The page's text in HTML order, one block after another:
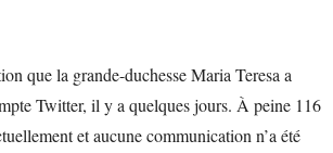
que la grande-duchesse Maria Teresa a
Twitter, il y a quelques jours. À peine 116
et aucune communication n’a été